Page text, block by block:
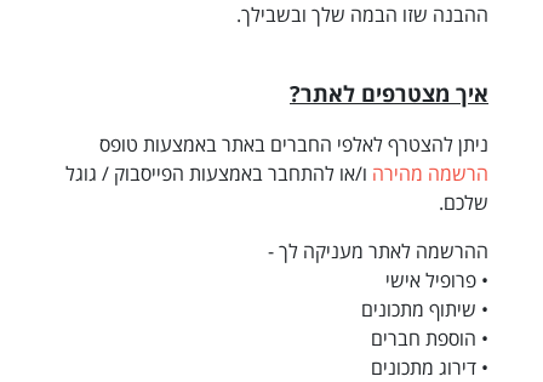
ההבנה שזו הבמה שלך ובשבילך.
איך מצטרפים לאתר?
ניתן להצטרף לאלפי החברים באתר באמצעות טופס
הרשמה מהירה ו/או להתחבר באמצעות הפייסבוק / גוגל
שלכם.
ההרשמה לאתר מעניקה לך -
• פרופיל אישי
• שיתוף מתכונים
• הוספת חברים
• דירוג מתכונים